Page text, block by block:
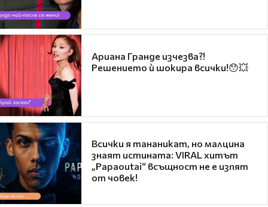
Ариана Гранде изчезва?!
Решението ѝ шокира всички!😯💥
Всички я тананикат, но малцина
знаят истината: VIRAL хитът
„Papaoutai“ всъщност не е изпят
от човек!